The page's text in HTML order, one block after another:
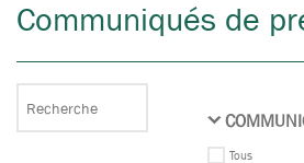
Communiqués de
Tous